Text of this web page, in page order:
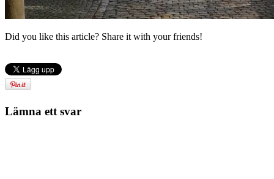
Did you like this article? Share it with your friends!
Lämna ett svar